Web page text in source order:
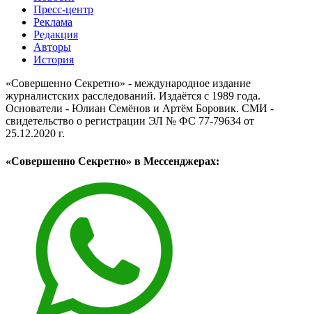
Пресс-центр
Реклама
Редакция
Авторы
История
«Совершенно Секретно» - международное издание
журналистских расследований. Издаётся с 1989 года.
Основатели - Юлиан Семёнов и Артём Боровик. CМИ -
свидетельство о регистрации ЭЛ № ФС 77-79634 от
25.12.2020 г.
«Совершенно Секретно» в Мессенджерах: